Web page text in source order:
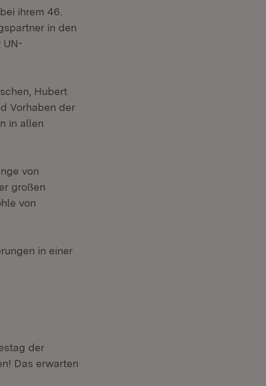
ihrem 46.
in den
UN-
Hubert
Vorhaben der
in allen
von
großen
von
in einer
der
Das erwarten